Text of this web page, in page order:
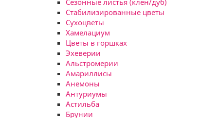
Сезонные листья (клен/дуб)
Стабилизированные цветы
Сухоцветы
Хамелациум
Цветы в горшках
Эхеверии
Альстромерии
Амариллисы
Анемоны
Антуриумы
Астильба
Брунии